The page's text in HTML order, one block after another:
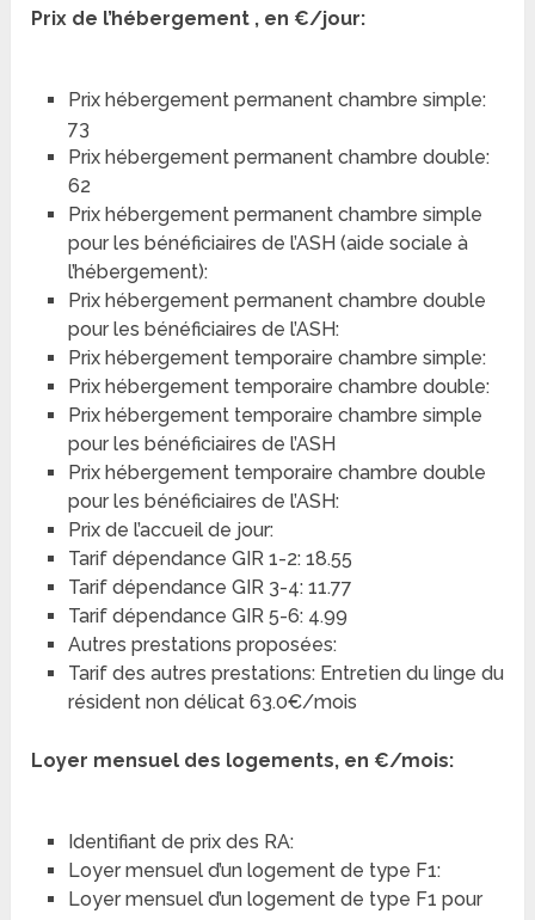
Prix de l’hébergement , en €/jour:
Prix hébergement permanent chambre simple:
73
Prix hébergement permanent chambre double:
62
Prix hébergement permanent chambre simple
pour les bénéficiaires de l’ASH (aide sociale à
l’hébergement):
Prix hébergement permanent chambre double
pour les bénéficiaires de l’ASH:
Prix hébergement temporaire chambre simple:
Prix hébergement temporaire chambre double:
Prix hébergement temporaire chambre simple
pour les bénéficiaires de l’ASH
Prix hébergement temporaire chambre double
pour les bénéficiaires de l’ASH:
Prix de l’accueil de jour:
Tarif dépendance GIR 1-2: 18.55
Tarif dépendance GIR 3-4: 11.77
Tarif dépendance GIR 5-6: 4.99
Autres prestations proposées:
Tarif des autres prestations: Entretien du linge du
résident non délicat 63.0€/mois
Loyer mensuel des logements, en €/mois:
Identifiant de prix des RA:
Loyer mensuel d’un logement de type F1:
Loyer mensuel d’un logement de type F1 pour